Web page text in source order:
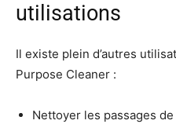
utilisations
Il existe plein d’autres
Purpose Cleaner :
Nettoyer les passages